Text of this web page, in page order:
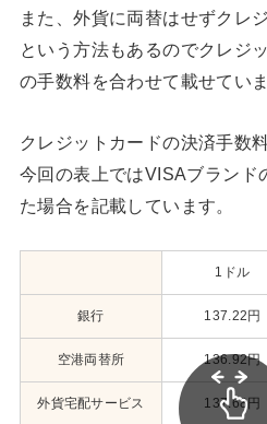
また、外貨に両替はせずクレ
という方法もあるのでクレジ
の手数料を合わせて載せていま
クレジットカードの決済手数
今回の表上ではVISAブランド
た場合を記載しています。
1ドル
銀行 137.22円
空港両替所 136.92円
外貨宅配サービス 137.68円